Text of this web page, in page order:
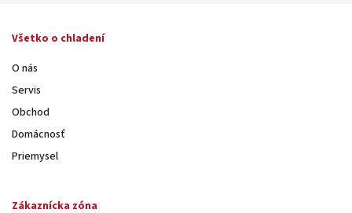
Všetko o chladení
O nás
Servis
Obchod
Domácnosť
Priemysel
Zákaznícka zóna